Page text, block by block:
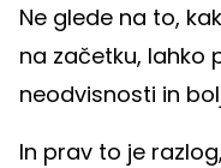
Ne glede na to,
na začetku, lahko
neodvisnosti in
In prav to je